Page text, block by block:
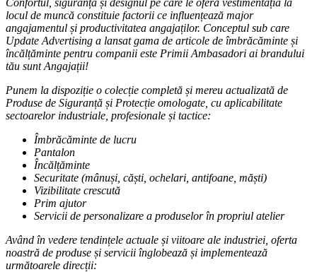
locul de muncă constituie factorii ce influențează major
angajamentul și productivitatea angajaților. Conceptul sub care
Update Advertising a lansat gama de articole de îmbrăcăminte și
încălțăminte pentru companii este Primii Ambasadori ai brandului
tău sunt Angajații!
Punem la dispoziție o colecție completă și mereu actualizată de
Produse de Siguranță și Protecție omologate, cu aplicabilitate
sectoarelor industriale, profesionale și tactice:
Îmbrăcăminte de lucru
Pantalon
Încălțăminte
Securitate (mânuși, căști, ochelari, antifoane, măști)
Vizibilitate crescută
Prim ajutor
Servicii de personalizare a produselor în propriul atelier
Având în vedere tendințele actuale și viitoare ale industriei, oferta
noastră de produse și servicii înglobează și implementează
următoarele direcții: